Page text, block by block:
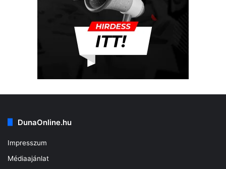
DunaOnline.hu
Impresszum
Médiaajánlat